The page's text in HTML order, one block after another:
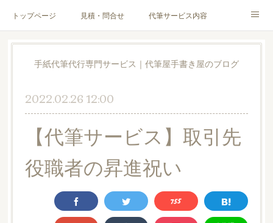
トップページ 見積・問合せ 代筆サービス内容
料金表 代筆サンプル 手紙文章作成代行サービス
ブログ お客様の声
Instagram
手紙代筆代行専門サービス｜代筆屋手書き屋のブログ
2022.02.26 12:00
【代筆サービス】取引先
役職者の昇進祝い